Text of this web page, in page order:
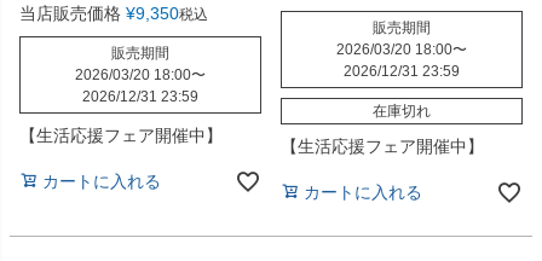
当店販売価格 ¥9,350税込
販売期間
2026/03/20 18:00〜
2026/12/31 23:59
【生活応援フェア開催中】
カートに入れる
販売期間
2026/03/20 18:00〜
2026/12/31 23:59
在庫切れ
【生活応援フェア開催中】
カートに入れる